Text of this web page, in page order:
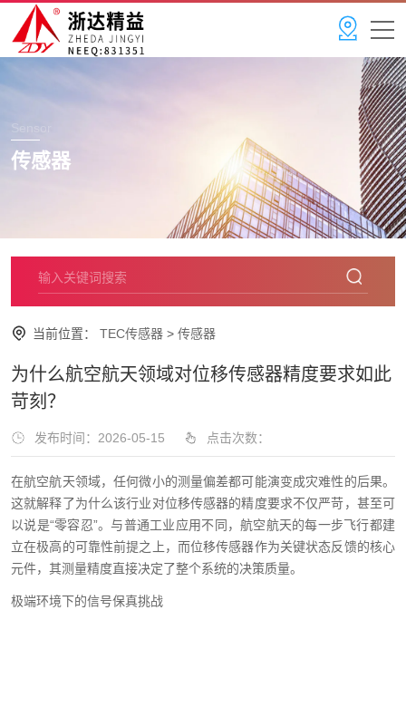
Sensor
传感器
当前位置： TEC传感器 > 传感器
为什么航空航天领域对位移传感器精度要求如此
苛刻？
发布时间：2026-05-15 点击次数：
在航空航天领域，任何微小的测量偏差都可能演变成灾难性的后果。
这就解释了为什么该行业对位移传感器的精度要求不仅严苛，甚至可
以说是“零容忍”。与普通工业应用不同，航空航天的每一步飞行都建
立在极高的可靠性前提之上，而位移传感器作为关键状态反馈的核心
元件，其测量精度直接决定了整个系统的决策质量。
极端环境下的信号保真挑战